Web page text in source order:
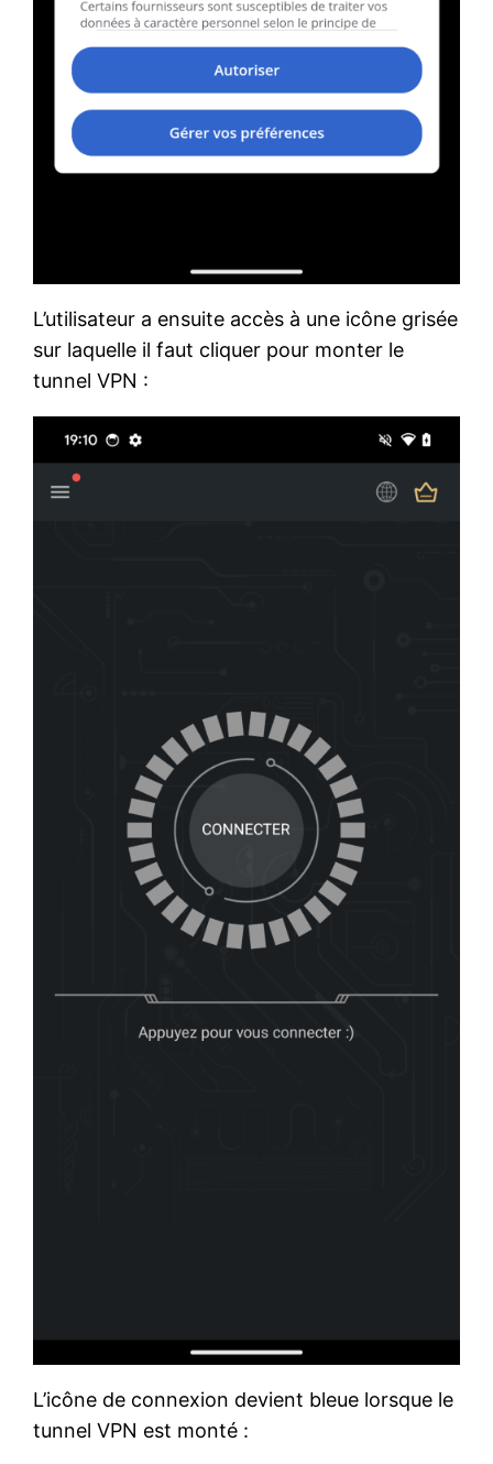
L’utilisateur a ensuite accès à une icône grisée
sur laquelle il faut cliquer pour monter le
tunnel VPN :
L’icône de connexion devient bleue lorsque le
tunnel VPN est monté :